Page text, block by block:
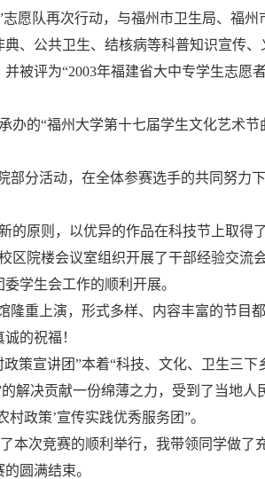
愿队再次行动，与福州市卫生局、福州
、公共卫生、结核病等科普知识宣传
被评为“2003年福建省大中专学生志愿
办的“福州大学第十七届学生文化艺术节
部分活动，在全体参赛选手的共同努力
的原则，以优异的作品在科技节上取得
区院楼会议室组织开展了干部经验交流
学生会工作的顺利开展。
隆重上演，形式多样、内容丰富的节目
的祝福！
策宣讲团”本着“科技、文化、卫生三下
解决贡献一份绵薄之力，受到了当地人
政策’宣传实践优秀服务团”。
本次竞赛的顺利举行，我带领同学做了
圆满结束。